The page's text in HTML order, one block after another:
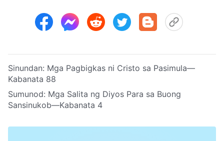
Sinundan: Mga Pagbigkas ni Cristo sa Pasimula—
Kabanata 88
Sumunod: Mga Salita ng Diyos Para sa Buong
Sansinukob—Kabanata 4